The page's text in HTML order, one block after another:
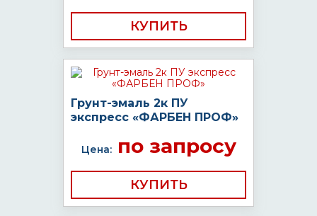
КУПИТЬ
Грунт-эмаль 2к ПУ
экспресс «ФАРБЕН ПРОФ»
Цена:по запросу
КУПИТЬ